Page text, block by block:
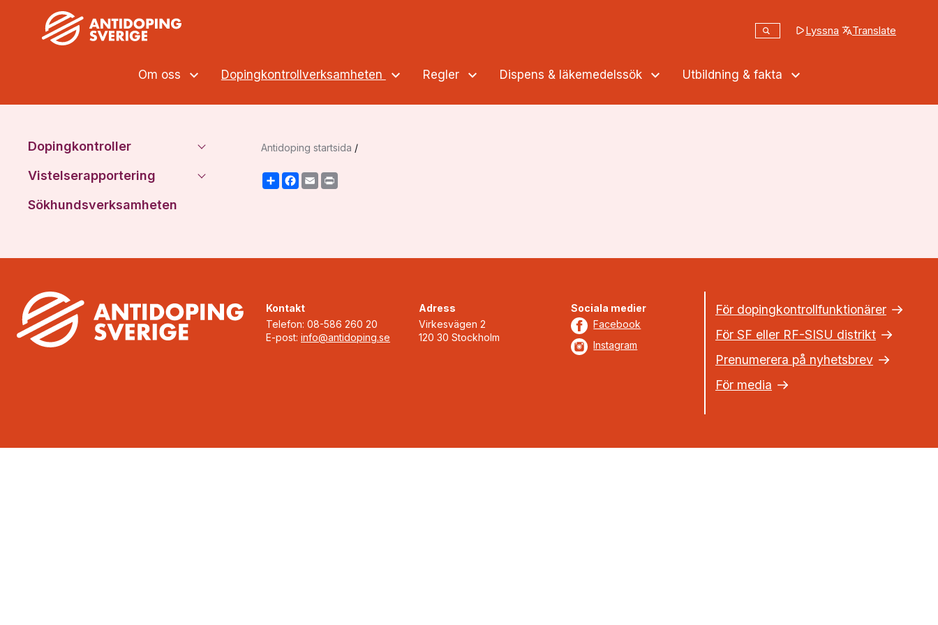
Om oss Dopingkontrollverksamheten Regler Dispens & läkemedelssök Utbildning & fakta
Sök på webbplatsen
Sök Lyssna Translate
(opens in a new
Dopingkontroller
Vistelserapportering
Sökhundsverksamheten
Antidoping startsida /
ShareFacebook
Email
Kontakt
Telefon: 08-586 260 20
E-post: info@antidoping.se
Adress
Virkesvägen 2
120 30 Stockholm
Sociala medier
Facebook
Instagram
För dopingkontrollfunktionärer
För SF eller RF-SISU distrikt
Prenumerera på nyhetsbrev
För media